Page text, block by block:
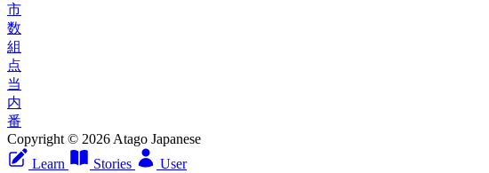
市
数
組
点
当
内
番
Copyright © 2026 Atago Japanese
Learn
Stories User